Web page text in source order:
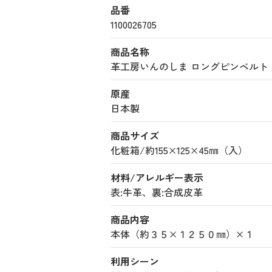
品番
1100026705
商品名称
革工房いんのしま ロングピンベルト
原産
日本製
商品サイズ
化粧箱/約155×125×45㎜（入）
材料/アレルギー表示
表:牛革、裏:合成皮革
商品内容
本体（約３５×１２５０㎜）×１
利用シーン